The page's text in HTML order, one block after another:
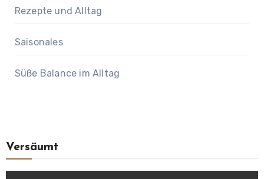
Rezepte und Alltag
Saisonales
Süße Balance im Alltag
Versäumt